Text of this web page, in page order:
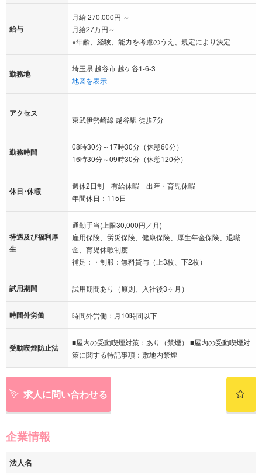
給与
月給 270,000円 ～
月給27万円～
※年齢、経験、能力を考慮のうえ、規定により決定
勤務地
埼玉県 越谷市 越ケ谷1-6-3
地図を表示
アクセス
東武伊勢崎線 越谷駅 徒歩7分
勤務時間
08時30分～17時30分（休憩60分）
16時30分～09時30分（休憩120分）
休日･休暇
週休2日制 有給休暇 出産・育児休暇
年間休日：115日
待遇及び福利厚
生
通勤手当(上限30,000円／月)
雇用保険、労災保険、健康保険、厚生年金保険、退職
金、育児休暇制度
補足：・制服：無料貸与（上3枚、下2枚）
試用期間 試用期間あり（原則、入社後3ヶ月）
時間外労働 時間外労働：月10時間以下
受動喫煙防止法
■屋内の受動喫煙対策：あり（禁煙） ■屋内の受動喫煙対
策に関する特記事項：敷地内禁煙
求人に問い合わせる
企業情報
法人名